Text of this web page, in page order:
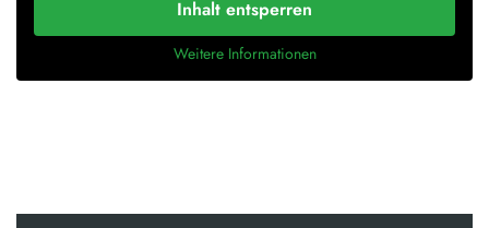
Inhalt entsperren
Weitere Informationen